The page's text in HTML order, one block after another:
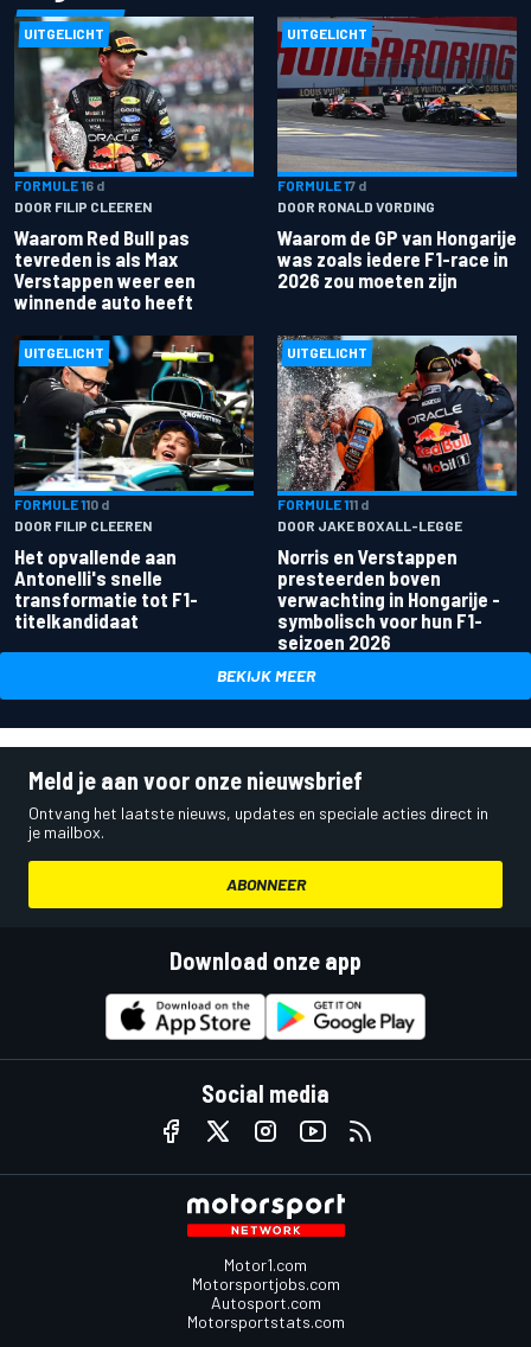
UITGELICHT
FORMULE 16 d
DOOR FILIP CLEEREN
Waarom Red Bull pas
tevreden is als Max
Verstappen weer een
winnende auto heeft
UITGELICHT
FORMULE 17 d
DOOR RONALD VORDING
Waarom de GP van Hongarije
was zoals iedere F1-race in
2026 zou moeten zijn
UITGELICHT
FORMULE 110 d
DOOR FILIP CLEEREN
Het opvallende aan
Antonelli's snelle
transformatie tot F1-
titelkandidaat
UITGELICHT
FORMULE 111 d
DOOR JAKE BOXALL-LEGGE
Norris en Verstappen
presteerden boven
verwachting in Hongarije -
symbolisch voor hun F1-
seizoen 2026
BEKIJK MEER
Meld je aan voor onze nieuwsbrief
Ontvang het laatste nieuws, updates en speciale acties direct in
je mailbox.
ABONNEER
Download onze app
Social media
Motor1.com
Motorsportjobs.com
Autosport.com
Motorsportstats.com